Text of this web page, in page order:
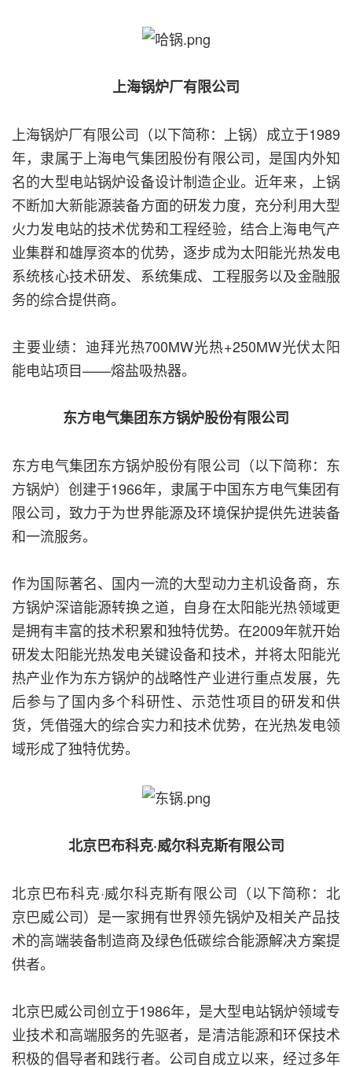
上海锅炉厂有限公司
上海锅炉厂有限公司（以下简称：上锅）成立于1989
年，隶属于上海电气集团股份有限公司，是国内外知
名的大型电站锅炉设备设计制造企业。近年来，上锅
不断加大新能源装备方面的研发力度，充分利用大型
火力发电站的技术优势和工程经验，结合上海电气产
业集群和雄厚资本的优势，逐步成为太阳能光热发电
系统核心技术研发、系统集成、工程服务以及金融服
务的综合提供商。
主要业绩：迪拜光热700MW光热+250MW光伏太阳
能电站项目——熔盐吸热器。
东方电气集团东方锅炉股份有限公司
东方电气集团东方锅炉股份有限公司（以下简称：东
方锅炉）创建于1966年，隶属于中国东方电气集团有
限公司，致力于为世界能源及环境保护提供先进装备
和一流服务。
作为国际著名、国内一流的大型动力主机设备商，东
方锅炉深谙能源转换之道，自身在太阳能光热领域更
是拥有丰富的技术积累和独特优势。在2009年就开始
研发太阳能光热发电关键设备和技术，并将太阳能光
热产业作为东方锅炉的战略性产业进行重点发展，先
后参与了国内多个科研性、示范性项目的研发和供
货，凭借强大的综合实力和技术优势，在光热发电领
域形成了独特优势。
北京巴布科克·威尔科克斯有限公司
北京巴布科克·威尔科克斯有限公司（以下简称：北
京巴威公司）是一家拥有世界领先锅炉及相关产品技
术的高端装备制造商及绿色低碳综合能源解决方案提
供者。
北京巴威公司创立于1986年，是大型电站锅炉领域专
业技术和高端服务的先驱者，是清洁能源和环保技术
积极的倡导者和践行者。公司自成立以来，经过多年